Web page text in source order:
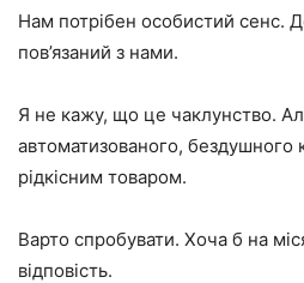
Нам потрібен особистий сенс.
пов’язаний з нами.
Я не кажу, що це чаклунство.
автоматизованого, бездушного
рідкісним товаром.
Варто спробувати. Хоча б на
відповість.